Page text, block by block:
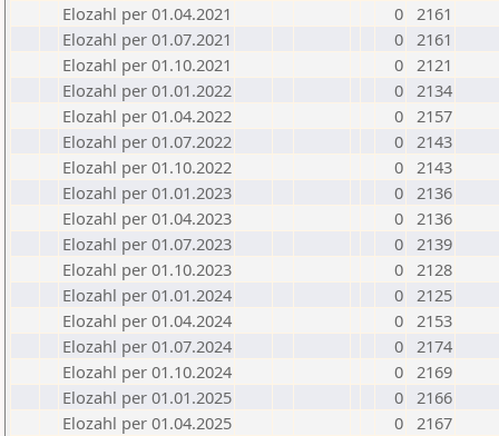
Elozahl per 01.04.2021
0 2161
Elozahl per 01.07.2021
0 2161
Elozahl per 01.10.2021
0 2121
Elozahl per 01.01.2022
0 2134
Elozahl per 01.04.2022
0 2157
Elozahl per 01.07.2022
0 2143
Elozahl per 01.10.2022
0 2143
Elozahl per 01.01.2023
0 2136
Elozahl per 01.04.2023
0 2136
Elozahl per 01.07.2023
0 2139
Elozahl per 01.10.2023
0 2128
Elozahl per 01.01.2024
0 2125
Elozahl per 01.04.2024
0 2153
Elozahl per 01.07.2024
0 2174
Elozahl per 01.10.2024
0 2169
Elozahl per 01.01.2025
0 2166
Elozahl per 01.04.2025
0 2167